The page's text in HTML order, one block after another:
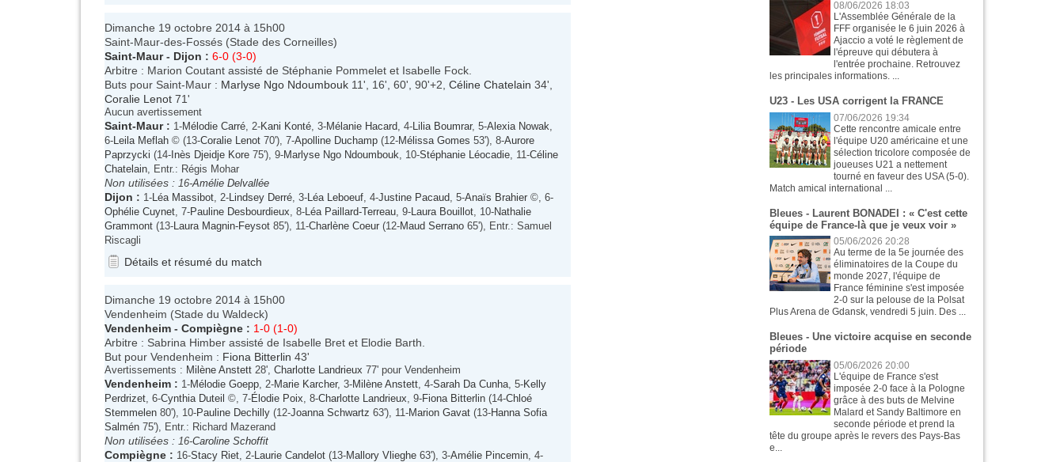
Dimanche 19 octobre 2014 à 15h00
Saint-Maur-des-Fossés (Stade des Corneilles)
Saint-Maur- Dijon : 6-0 (3-0)
Arbitre : Marion Coutant assisté de Stéphanie Pommelet et Isabelle Fock.
Buts pour Saint-Maur : Marlyse Ngo Ndoumbouk 11', 16', 60', 90'+2, Céline Chatelain 34',
Coralie Lenot 71'
Aucun avertissement
Saint-Maur: 1-Mélodie Carré , 2-Kani Konté , 3-Mélanie Hacard , 4- Lilia Boumrar, 5-Alexia Nowak
6- Leila Meflah © (13-Coralie Lenot 70'), 7-Apolline Duchamp (12-Mélissa Gomes 53'), 8-Aurore
Paprzycki (14- Inès Djeidje Kore 75'), 9-Marlyse Ngo Ndoumbouk , 10-Stéphanie Léocadie , 11-Céline
Chatelain , Entr.: Régis Mohar
Non utilisées : 16-Amélie Delvallée
Dijon : 1- Léa Massibot , 2- Lindsey Derré , 3- Léa Leboeuf , 4-Justine Pacaud , 5-Anaïs Brahier ©, 6-
Ophélie Cuynet , 7-Pauline Desbourdieux , 8- Léa Paillard-Terreau , 9- Laura Bouillot , 10-Nathalie
Grammont (13- Laura Magnin-Feysot 85'), 11-Charlène Coeur (12-Maud Serrano 65'), Entr.: Samuel
Riscagli
Détails et résumé du match
Dimanche 19 octobre 2014 à 15h00
Vendenheim (Stade du Waldeck)
Vendenheim - Compiègne : 1-0 (1-0)
Arbitre : Sabrina Himber assisté de Isabelle Bret et Elodie Barth.
But pour Vendenheim : Fiona Bitterlin 43'
Avertissements : Milène Anstett 28', Charlotte Landrieux 77' pour Vendenheim
Vendenheim : 1-Mélodie Goepp , 2-Marie Karcher, 3-Milène Anstett , 4-Sarah Da Cunha , 5-Kelly
Perdrizet , 6-Cynthia Duteil ©, 7-Élodie Poix , 8-Charlotte Landrieux , 9-Fiona Bitterlin (14-Chloé
Stemmelen 80'), 10-Pauline Dechilly (12-Joanna Schwartz 63'), 11-Marion Gavat (13-Hanna Sofia
Salmén 75'), Entr.: Richard Mazerand
Non utilisées : 16-Caroline Schoffit
Compiègne : 16-Stacy Riet , 2- Laurie Candelot (13-Mallory Vlieghe 63'), 3-Amélie Pincemin , 4-
08/06/2026 18:03
L'Assemblée Générale de la
FFF organisée le 6 juin 2026 à
Ajaccio a voté le règlement de
l'épreuve qui débutera à
l'entrée prochaine. Retrouvez
les principales informations. ...
U23 - Les USA corrigent la FRANCE
07/06/2026 19:34
Cette rencontre amicale entre
l'équipe U20 américaine et une
sélection tricolore composée de
joueuses U21 a nettement
tourné en faveur des USA (5-0).
Match amical international ...
Bleues - Laurent BONADEI : « C'est cette
équipe de France-là que je veux voir »
05/06/2026 20:28
Au terme de la 5e journée des
éliminatoires de la Coupe du
monde 2027, l'équipe de
France féminine s'est imposée
2-0 sur la pelouse de la Polsat
Plus Arena de Gdansk, vendredi 5 juin. Des ...
Bleues - Une victoire acquise en seconde
période
05/06/2026 20:00
L'équipe de France s'est
imposée 2-0 face à la Pologne
grâce à des buts de Melvine
Malard et Sandy Baltimore en
seconde période et prend la
tête du groupe après le revers des Pays-Bas
e...